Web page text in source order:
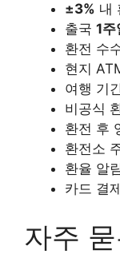
±3% 내
출국 1주
환전 수
현지
여행 기
비공식
환전 후
환전소
환율 알
카드 결
자주